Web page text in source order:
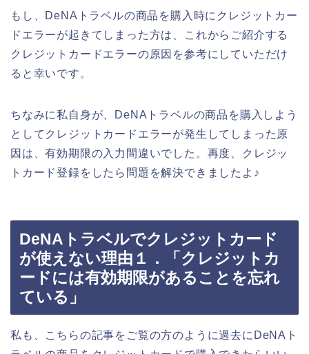
もし、DeNAトラベルの商品を購入時にクレジットカー
ドエラーが起きてしまった方は、これからご紹介する
クレジットカードエラーの原因を参考にしていただけ
ると幸いです。
ちなみに私自身が、DeNAトラベルの商品を購入しよう
としてクレジットカードエラーが発生してしまった原
因は、有効期限の入力間違いでした。再度、クレジッ
トカード登録をしたら問題を解決できましたよ♪
DeNAトラベルでクレジットカード
が使えない理由１．「クレジットカ
ードには有効期限があることを忘れ
ている」
私も、こちらの記事をご覧の方のように過去にDeNAト